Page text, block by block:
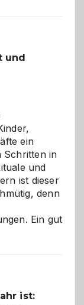
und
ein
Schritten in
und
ist dieser
denn
Ein gut
ist: